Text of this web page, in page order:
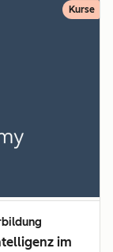
Kurse
im